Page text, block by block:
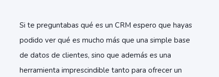
Si te preguntabas qué es un CRM espero que hayas
podido ver qué es mucho más que una simple base
de datos de clientes, sino que además es una
herramienta imprescindible tanto para ofrecer un